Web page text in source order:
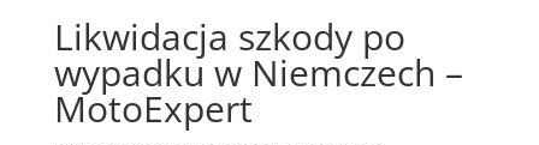
Likwidacja szkody po
wypadku w Niemczech –
MotoExpert